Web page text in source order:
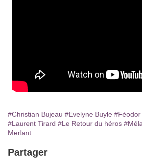
#Christian Bujeau #Evelyne Buyle #Féodor
#Laurent Tirard #Le Retour du héros
Merlant
Partager